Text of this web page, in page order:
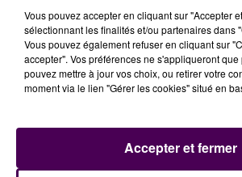
Écouter le podcast
Vous pouvez accepter en cliquant sur "Accepter
sélectionnant les finalités et/ou partenaires dans
Vous pouvez également refuser en cliquant sur
accepter". Vos préférences ne s'appliqueront que
pouvez mettre à jour vos choix, ou retirer votre
moment via le lien "Gérer les cookies" situé en
Accepter et fermer